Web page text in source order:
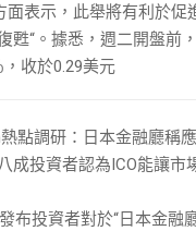
面表示，此舉將有利於促
甦“。據悉，週二開盤前
收於0.29美元
點調研：日本金融廳稱
成投資者認為ICO能讓市
布投資者對於“日本金融